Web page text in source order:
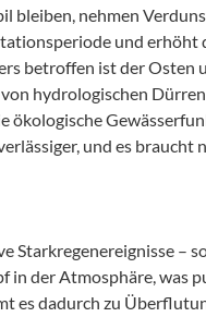
bleiben, nehmen
und erhöht
betroffen ist der Osten
hydrologischen
ökologische
und es braucht
Starkregenereignisse –
in der Atmosphäre, was
es dadurch zu